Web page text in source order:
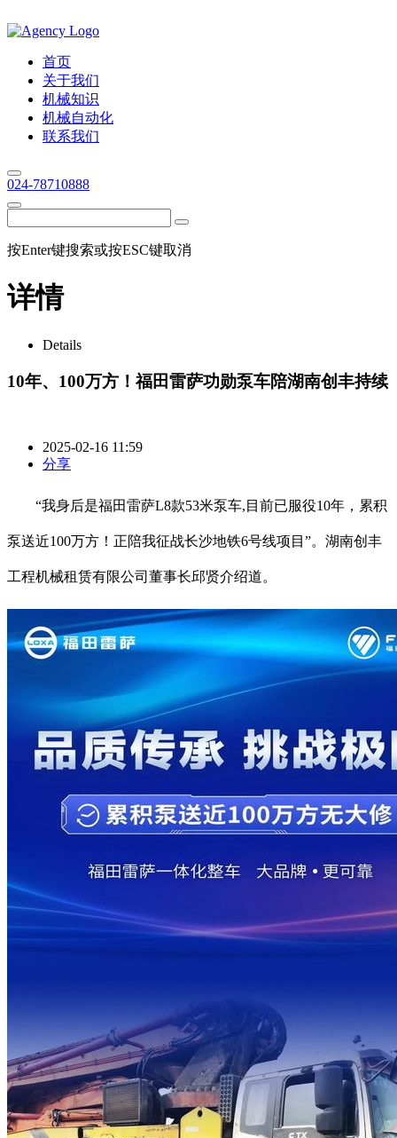
首页
关于我们
机械知识
机械自动化
联系我们
024-78710888
按Enter键搜索或按ESC键取消
详情
Details
10年、100万方！福田雷萨功勋泵车陪湖南创丰持续
2025-02-16 11:59
分享
“我身后是福田雷萨L8款53米泵车,目前已服役10年，累积
泵送近100万方！正陪我征战长沙地铁6号线项目”。湖南创丰
工程机械租赁有限公司董事长邱贤介绍道。